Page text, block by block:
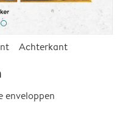
Achterkant
enveloppen